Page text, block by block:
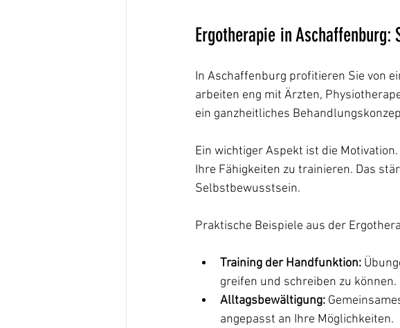
Ergotherapie in Aschaffenburg:
In Aschaffenburg profitieren Sie von
arbeiten eng mit Ärzten,
ein ganzheitliches
Ein wichtiger Aspekt ist die
Ihre Fähigkeiten zu trainieren. Das
Selbstbewusstsein.
Praktische Beispiele aus der
Training der Handfunktion:
greifen und schreiben zu können.
Alltagsbewältigung:
angepasst an Ihre Möglichkeiten.